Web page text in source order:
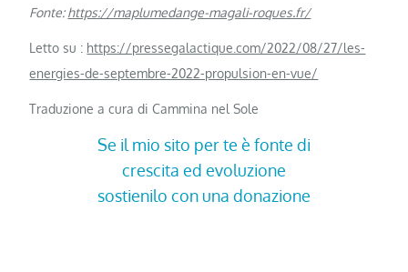
Fonte:https://maplumedange-magali-roques.fr/
Letto su : https://pressegalactique.com/2022/08/27/les-
energies-de-septembre-2022-propulsion-en-vue/
Traduzione a cura di Cammina nel Sole
Se il mio sito per te è fonte di
crescita ed evoluzione
sostienilo con una donazione